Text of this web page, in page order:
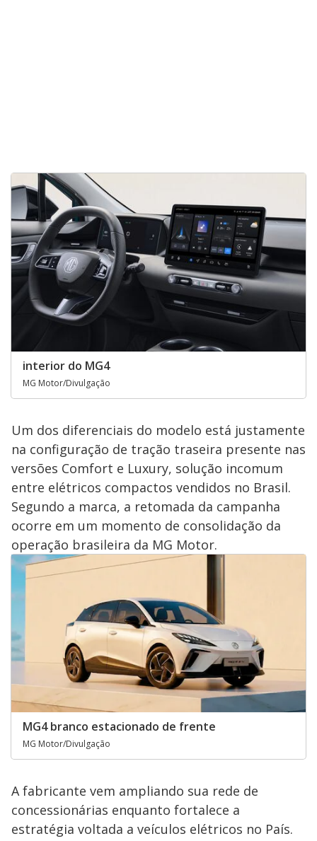
interior do MG4
MG Motor/Divulgação
Um dos diferenciais do modelo está justamente
na configuração de tração traseira presente nas
versões Comfort e Luxury, solução incomum
entre elétricos compactos vendidos no Brasil.
Segundo a marca, a retomada da campanha
ocorre em um momento de consolidação da
operação brasileira da MG Motor.
MG4 branco estacionado de frente
MG Motor/Divulgação
A fabricante vem ampliando sua rede de
concessionárias enquanto fortalece a
estratégia voltada a veículos elétricos no País.